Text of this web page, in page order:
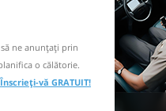
ne anunțați prin
o călătorie.
Înscrieți-vă GRATUIT!